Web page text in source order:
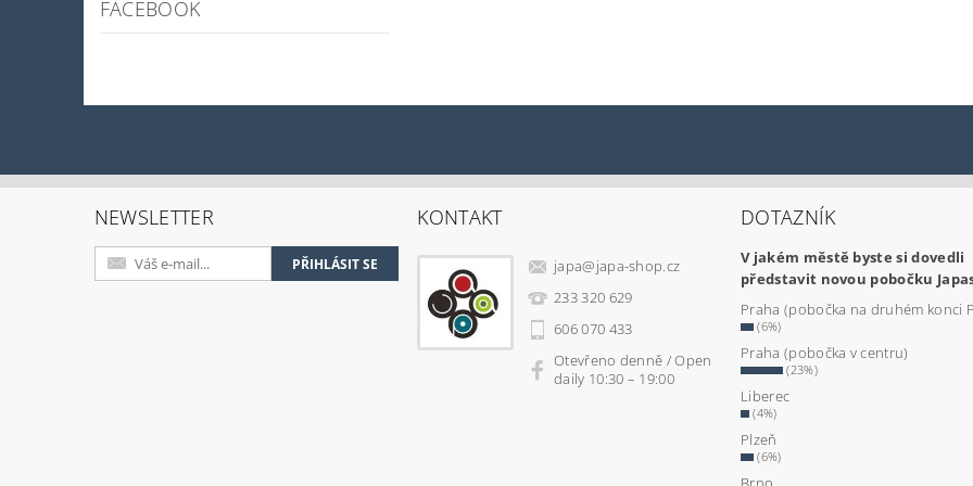
FACEBOOK
NEWSLETTER KONTAKT
japa@japa-shop.cz
233 320 629
606 070 433
Otevřeno denně / Open
daily 10:30 – 19:00
DOTAZNÍK
V jakém městě byste si dovedli
představit novou pobočku
Praha (pobočka na druhém konci
(6%)
Praha (pobočka v centru)
(23%)
Liberec
(4%)
Plzeň
(6%)